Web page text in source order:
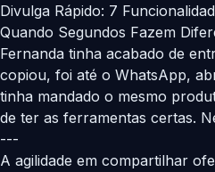
Divulga Rápido: 7
Quando Segundos Fazem
Fernanda tinha acabado de
copiou, foi até o WhatsApp,
tinha mandado o mesmo
de ter as ferramentas certas.
---
A agilidade em compartilhar